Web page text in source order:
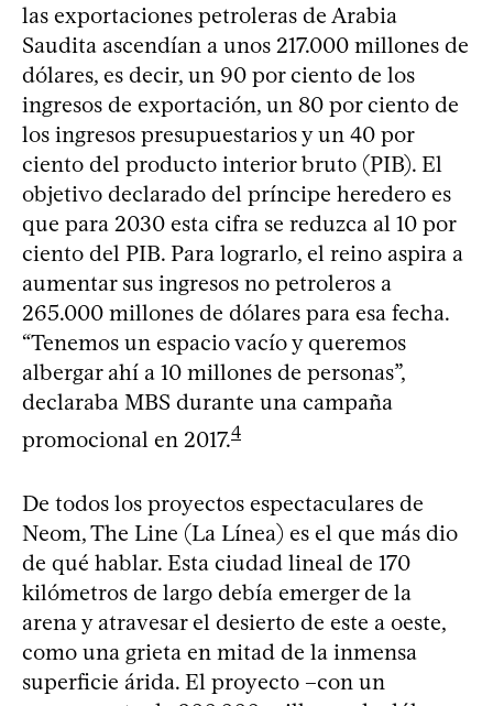
las exportaciones petroleras de Arabia
Saudita ascendían a unos 217.000 millones de
dólares, es decir, un 90 por ciento de los
ingresos de exportación, un 80 por ciento de
los ingresos presupuestarios y un 40 por
ciento del producto interior bruto (PIB). El
objetivo declarado del príncipe heredero es
que para 2030 esta cifra se reduzca al 10 por
ciento del PIB. Para lograrlo, el reino aspira a
aumentar sus ingresos no petroleros a
265.000 millones de dólares para esa fecha.
“Tenemos un espacio vacío y queremos
albergar ahí a 10 millones de personas”,
declaraba MBS durante una campaña
promocional en 2017.4
De todos los proyectos espectaculares de
Neom, The Line (La Línea) es el que más dio
de qué hablar. Esta ciudad lineal de 170
kilómetros de largo debía emerger de la
arena y atravesar el desierto de este a oeste,
como una grieta en mitad de la inmensa
superficie árida. El proyecto –con un